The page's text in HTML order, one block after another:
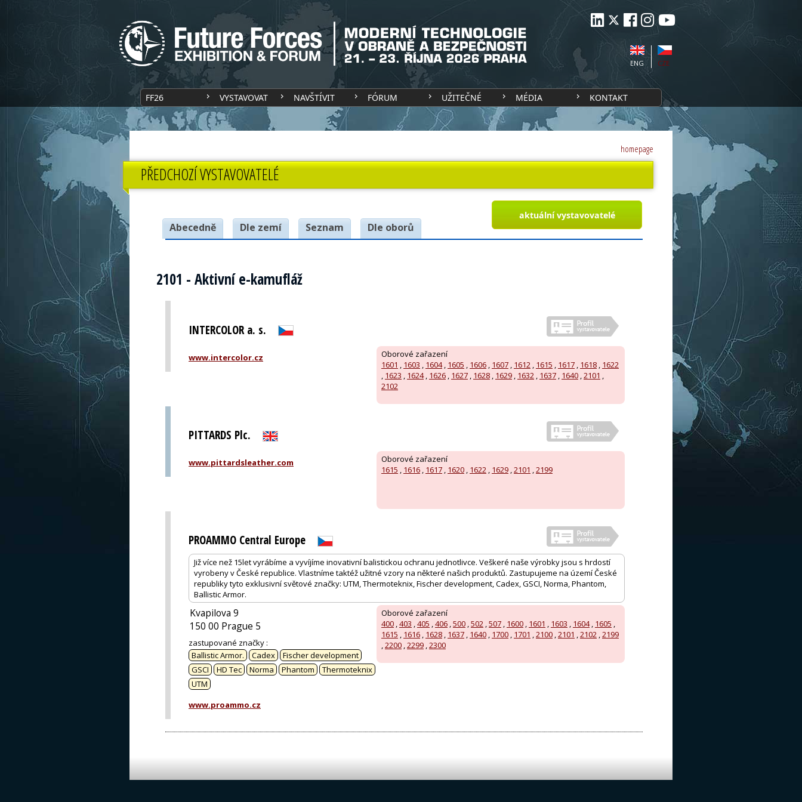
CZE
ENG
FF26 VYSTAVOVAT NAVŠTÍVIT FÓRUM UŽITEČNÉ MÉDIA KONTAKT
homepage
PŘEDCHOZÍ VYSTAVOVATELÉ
aktuální vystavovatelé
Abecedně Dle zemí Seznam Dle oborů
2101 - Aktivní e-kamufláž
INTERCOLOR a. s.
Oborové zařazení
1601 , 1603 , 1604, 1605 , 1606 , 1607 , 1612 , 1615 , 1617 , 1618 , 1622
, 1623 , 1624, 1626 , 1627 , 1628 , 1629 , 1632 , 1637 , 1640 ,2101 ,
2102
www.intercolor.cz
PITTARDS Plc.
Oborové zařazení
1615 , 1616 , 1617 , 1620 , 1622 , 1629 ,2101 ,2199
www.pittardsleather.com
PROAMMO Central Europe
Již více než 15let vyrábíme a vyvíjíme inovativní balistickou ochranu jednotlivce. Veškeré naše výrobky jsou s hrdostí
vyrobeny v České republice. Vlastníme taktéž užitné vzory na některé našich produktů. Zastupujeme na území České
republiky tyto exklusivní světové značky: UTM, Thermoteknix, Fischer development, Cadex, GSCI, Norma, Phantom,
Ballistic Armor.
Oborové zařazení
400 ,403 ,405 ,406 ,500 ,502 ,507 , 1600 , 1601 , 1603 , 1604, 1605 ,
1615 , 1616 , 1628 , 1637 , 1640 , 1700 , 1701 ,2100 ,2101 ,2102 ,2199
,2200 ,2299 ,2300
Kvapilova 9
150 00 Prague 5
zastupované značky :
Ballistic Armor.
Cadex
Fischer development
GSCI
HD Tec Norma Phantom
Thermoteknix
UTM
www.proammo.cz